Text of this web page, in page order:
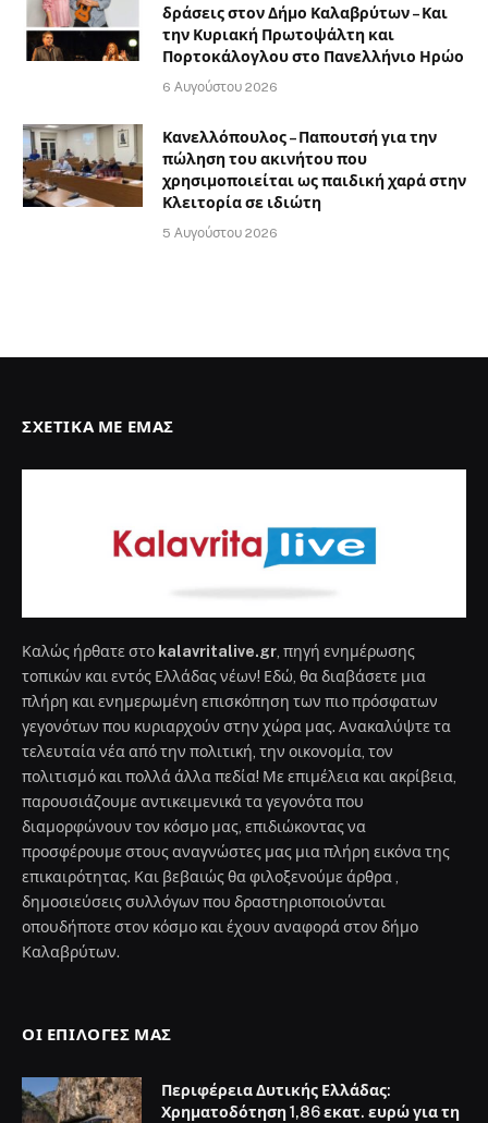
δράσεις στον Δήμο Καλαβρύτων – Και
την Κυριακή Πρωτοψάλτη και
Πορτοκάλογλου στο Πανελλήνιο Ηρώο
6 Αυγούστου 2026
Κανελλόπουλος – Παπουτσή για την
πώληση του ακινήτου που
χρησιμοποιείται ως παιδική χαρά στην
Κλειτορία σε ιδιώτη
5 Αυγούστου 2026
ΣΧΕΤΙΚΆ ΜΕ ΕΜΆΣ
Καλώς ήρθατε στο kalavritalive.gr , πηγή ενημέρωσης
τοπικών και εντός Ελλάδας νέων! Εδώ, θα διαβάσετε μια
πλήρη και ενημερωμένη επισκόπηση των πιο πρόσφατων
γεγονότων που κυριαρχούν στην χώρα μας. Ανακαλύψτε τα
τελευταία νέα από την πολιτική, την οικονομία, τον
πολιτισμό και πολλά άλλα πεδία! Με επιμέλεια και ακρίβεια,
παρουσιάζουμε αντικειμενικά τα γεγονότα που
διαμορφώνουν τον κόσμο μας, επιδιώκοντας να
προσφέρουμε στους αναγνώστες μας μια πλήρη εικόνα της
επικαιρότητας. Και βεβαιώς θα φιλοξενούμε άρθρα ,
δημοσιεύσεις συλλόγων που δραστηριοποιούνται
οπουδήποτε στον κόσμο και έχουν αναφορά στον δήμο
Καλαβρύτων.
ΟΙ ΕΠΙΛΟΓΈΣ ΜΑΣ
Περιφέρεια Δυτικής Ελλάδας:
Χρηματοδότηση 1,86 εκατ. ευρώ για τη